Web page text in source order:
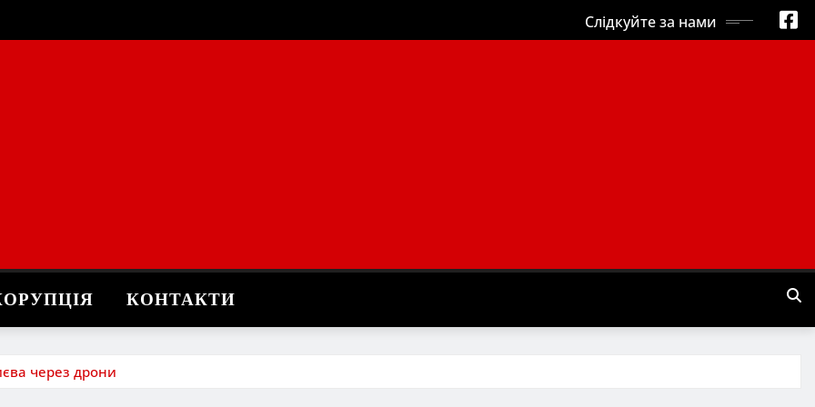
Слідкуйте за нами
КОНТАКТИ
через дрони